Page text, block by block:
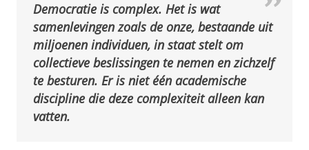
Democratie is complex. Het is wat
samenlevingen zoals de onze, bestaande uit
miljoenen individuen, in staat stelt om
collectieve beslissingen te nemen en zichzelf
te besturen. Er is niet één academische
discipline die deze complexiteit alleen kan
vatten.